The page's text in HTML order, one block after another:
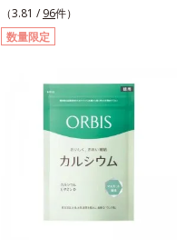
強い紫外線が降り注ぐ南スペイン産
のシトラスとローズマリーから抽出
した話題の成分、「ニュートロック
究を重ねており、多くの国で実績の
ある夏のケア成分です。さらに夏の
ケアで有名なPLエキスと、欠かせな
い美容成分ビタミンCもプラス。独
自の製法でサポートします。飲むだ
けのケアなので、夏対策にありがち
な不快感やストレスは無し！ 時短
ケアにもなるため、忙しい方にもお
（3.81 / 96件）
数量限定